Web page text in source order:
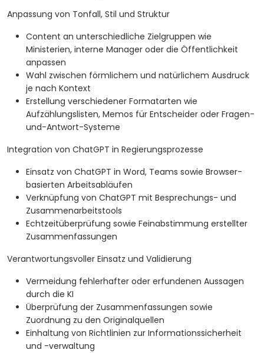
Anpassung von Tonfall, Stil und Struktur
Content an unterschiedliche Zielgruppen wie
Ministerien, interne Manager oder die Öffentlichkeit
anpassen
Wahl zwischen förmlichem und natürlichem Ausdruck
je nach Kontext
Erstellung verschiedener Formatarten wie
Aufzählungslisten, Memos für Entscheider oder Fragen-
und-Antwort-Systeme
Integration von ChatGPT in Regierungsprozesse
Einsatz von ChatGPT in Word, Teams sowie Browser-
basierten Arbeitsabläufen
Verknüpfung von ChatGPT mit Besprechungs- und
Zusammenarbeitstools
Echtzeitüberprüfung sowie Feinabstimmung erstellter
Zusammenfassungen
Verantwortungsvoller Einsatz und Validierung
Vermeidung fehlerhafter oder erfundenen Aussagen
durch die KI
Überprüfung der Zusammenfassungen sowie
Zuordnung zu den Originalquellen
Einhaltung von Richtlinien zur Informationssicherheit
und -verwaltung